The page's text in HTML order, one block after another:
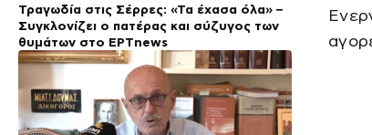
Τραγωδία στις Σέρρες: «Τα έχασα όλα» –
Συγκλονίζει ο πατέρας και σύζυγος των
θυμάτων στο ΕΡΤnews